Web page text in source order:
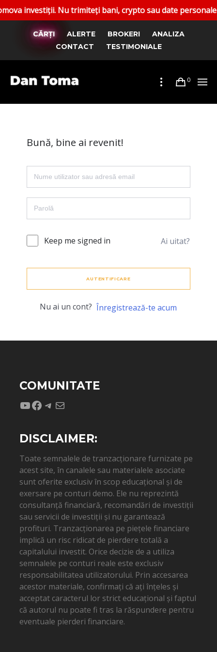
investiții. Nu trimiteți bani, crypto sau date
CĂRȚI ALERTE BROKERI
ANALIZA
CONTACT
TESTIMONIALE
0
Bună, bine ai revenit!
Keep me signed in Ai uitat?
AUTENTIFICARE
Nu ai un cont? Înregistrează-te acum
COMUNITATE
YouTube
Facebook
Telegram
Mail
DISCLAIMER:
Toate semnalele de tranzacționare furnizate pe
acest site, în canalele sau materialele asociate
sunt oferite exclusiv în scop educațional și de
exersare pe conturi demo. Ele nu reprezintă
consultanță financiară, recomandări de investiții
sau servicii de investiții și nu garantează
profituri. Tranzacționarea pe piețele financiare
implică un risc ridicat de pierdere totală a
capitalului investit. Orice decizie de a utiliza
semnalele pe conturi reale este exclusiv
responsabilitatea utilizatorului. Prin accesarea
acestor materiale, confirmați că ați înțeles și
acceptat caracterul lor strict educațional și faptul
că autorul nu poate fi tras la răspundere pentru
eventuale pierderi financiare.